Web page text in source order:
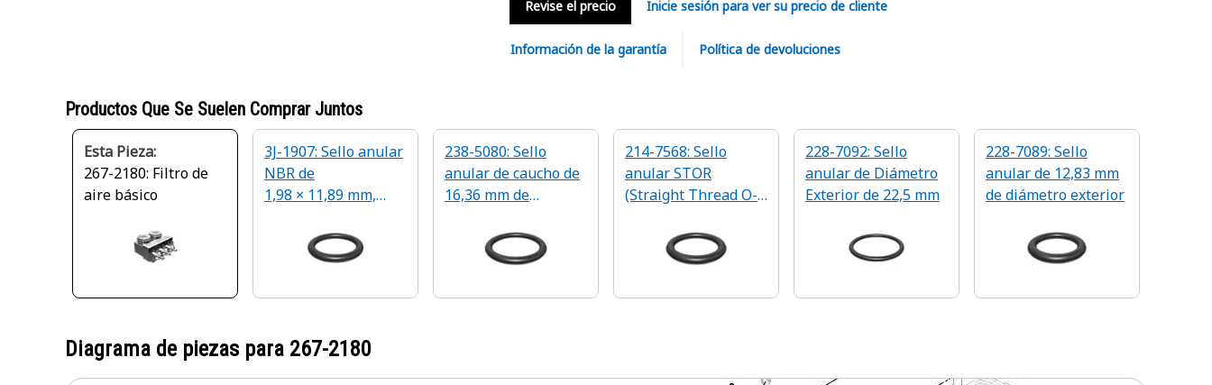
Revise el precio Inicie sesión para ver su precio de cliente
Información de la garantía Política de devoluciones
Productos Que Se Suelen Comprar Juntos
Esta Pieza:
267-2180: Filtro de
aire básico
3J-1907: Sello anular
NBR de
1,98 × 11,89 mm,
238-5080: Sello
anular de caucho de
16,36 mm de
214-7568: Sello
anular STOR
(Straight Thread O-
rosca recta,
SAE 9/16-18)
228-7092: Sello
anular de Diámetro
Exterior de 22,5 mm
228-7089: Sello
anular de 12,83 mm
de diámetro exterior
Diagrama de piezas para 267-2180